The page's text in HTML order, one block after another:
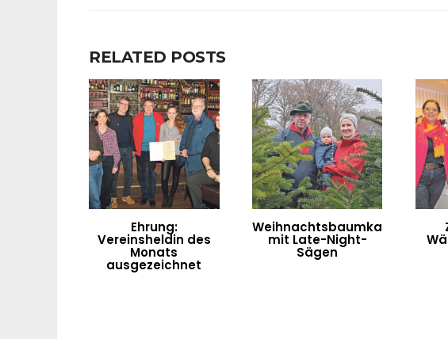
RELATED POSTS
Ehrung:
Vereinsheldin des
Monats
ausgezeichnet
Weihnachtsbaumkauf
mit Late-Night-
Sägen